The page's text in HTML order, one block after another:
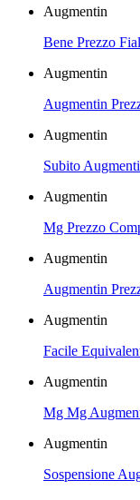
Augmentin
Bene Prezzo
Augmentin
Augmentin
Augmentin
Subito
Augmentin
Mg Prezzo
Augmentin
Augmentin
Augmentin
Facile
Augmentin
Mg Mg
Augmentin
Sospensione